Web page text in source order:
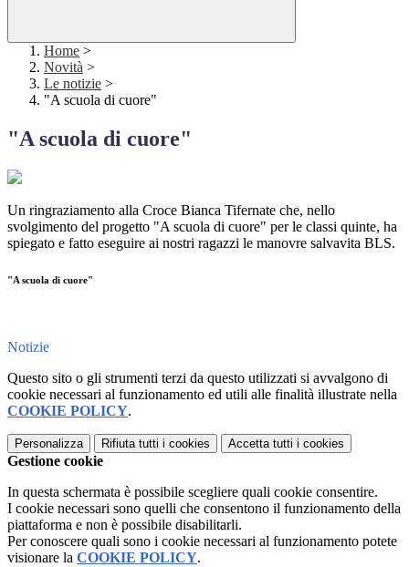
Home >
Novità >
Le notizie >
"A scuola di cuore"
"A scuola di cuore"
Un ringraziamento alla Croce Bianca Tifernate che, nello
svolgimento del progetto "A scuola di cuore" per le classi quinte, ha
spiegato e fatto eseguire ai nostri ragazzi le manovre salvavita BLS.
"A scuola di cuore"
Notizie
Questo sito o gli strumenti terzi da questo utilizzati si avvalgono di
cookie necessari al funzionamento ed utili alle finalità illustrate nella
COOKIE POLICY.
Personalizza Rifiuta tutti i cookies Accetta tutti i cookies
Gestione cookie
In questa schermata è possibile scegliere quali cookie consentire.
I cookie necessari sono quelli che consentono il funzionamento della
piattaforma e non è possibile disabilitarli.
Per conoscere quali sono i cookie necessari al funzionamento potete
visionare la COOKIE POLICY.